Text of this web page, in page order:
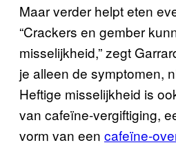
Maar verder helpt eten
“Crackers en gember
misselijkheid,” zegt
je alleen de symptomen,
Heftige misselijkheid is
van cafeïne-vergiftiging,
vorm van een cafeïne-